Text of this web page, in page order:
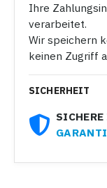
Ihre
verarbeitet.
Wir speichern
keinen Zugriff
SICHERHEIT